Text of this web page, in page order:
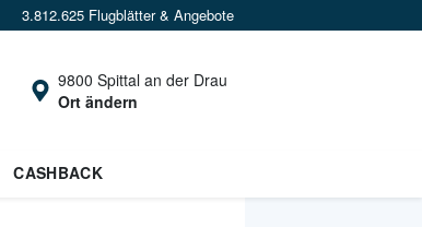
3.812.625 Flugblätter & Angebote
9800 Spittal an der Drau
Ort ändern
CASHBACK